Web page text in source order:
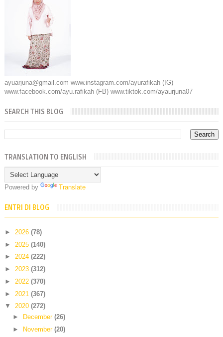
ayuarjuna@gmail.com www.instagram.com/ayurafikah (IG)
www.facebook.com/ayu.rafikah (FB) www.tiktok.com/ayaurjuna07
SEARCH THIS BLOG
TRANSLATION TO ENGLISH
Powered by Translate
ENTRI DI BLOG
► 2026 (78)
► 2025 (140)
► 2024 (222)
► 2023 (312)
► 2022 (370)
► 2021 (367)
▼ 2020 (272)
►
December (26)
► November (20)